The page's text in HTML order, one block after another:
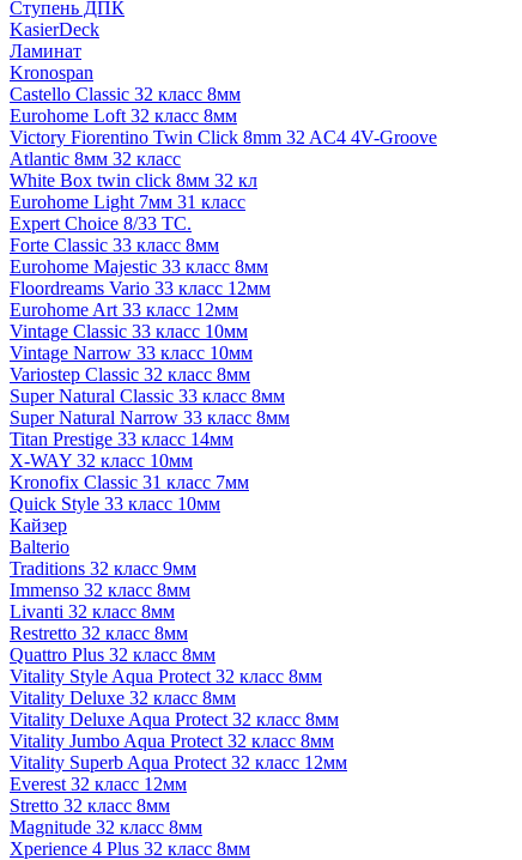
Ступень ДПК
KasierDeck
Ламинат
Kronospan
Castello Classic 32 класс 8мм
Eurohome Loft 32 класс 8мм
Victory Fiorentino Twin Click 8mm 32 AC4 4V-Groove
Atlantic 8мм 32 класс
White Box twin click 8мм 32 кл
Eurohome Light 7мм 31 класс
Expert Choice 8/33 TC.
Forte Classic 33 класс 8мм
Eurohome Majestic 33 класс 8мм
Floordreams Vario 33 класс 12мм
Eurohome Art 33 класс 12мм
Vintage Classic 33 класс 10мм
Vintage Narrow 33 класс 10мм
Variostep Classic 32 класс 8мм
Super Natural Classic 33 класс 8мм
Super Natural Narrow 33 класс 8мм
Titan Prestige 33 класс 14мм
X-WAY 32 класс 10мм
Kronofix Classic 31 класс 7мм
Quick Style 33 класс 10мм
Кайзер
Balterio
Traditions 32 класс 9мм
Immenso 32 класс 8мм
Livanti 32 класс 8мм
Restretto 32 класс 8мм
Quattro Plus 32 класс 8мм
Vitality Style Aqua Protect 32 класс 8мм
Vitality Deluxe 32 класс 8мм
Vitality Deluxe Aqua Protect 32 класс 8мм
Vitality Jumbo Aqua Protect 32 класс 8мм
Vitality Superb Aqua Protect 32 класс 12мм
Everest 32 класс 12мм
Stretto 32 класс 8мм
Magnitude 32 класс 8мм
Xperience 4 Plus 32 класс 8мм